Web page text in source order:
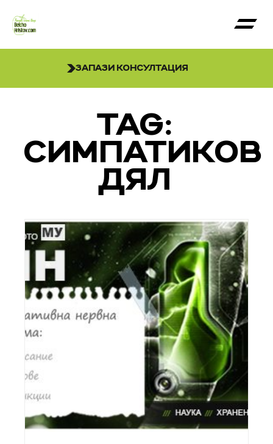
ЗАПАЗИ КОНСУЛТАЦИЯ
TAG:
СИМПАТИКОВ
ДЯЛ